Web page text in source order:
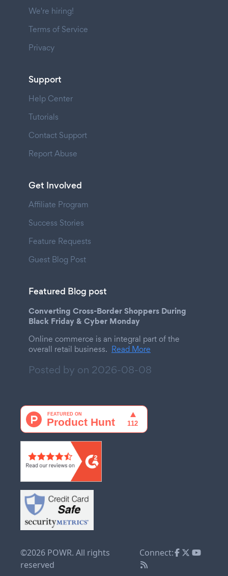
We're hiring!
Terms of Service
Privacy
Support
Help Center
Tutorials
Contact Support
Report Abuse
Get Involved
Affiliate Program
Success Stories
Feature Requests
Guest Blog Post
Featured Blog post
Converting Cross-Border Shoppers During
Black Friday & Cyber Monday
Online commerce is an integral part of the
overall retail business. Read More
Posted by on 2026-08-08
©2026 POWR. All rights
reserved
Connect: